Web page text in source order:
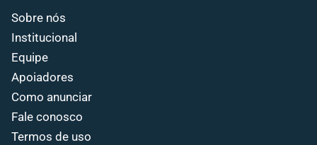
Sobre nós
Institucional
Equipe
Apoiadores
Como anunciar
Fale conosco
Termos de uso